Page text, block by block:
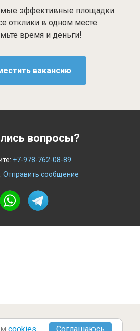
эффективные площадки.
отклики в одном месте.
время и деньги!
вопросы?
+7-978-762-08-89
Отправить сообщение
Бийске. Городские